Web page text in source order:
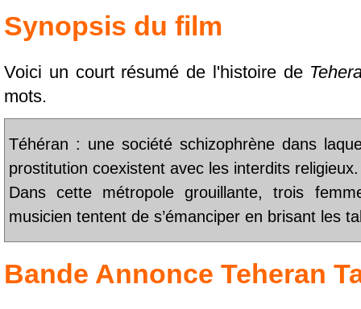
Synopsis du film
Voici un court résumé de l'histoire de
mots.
Téhéran : une société schizophrène dans
prostitution coexistent avec les interdits religieux.
Dans cette métropole grouillante, trois
musicien tentent de s’émanciper en brisant les
Bande Annonce Teheran